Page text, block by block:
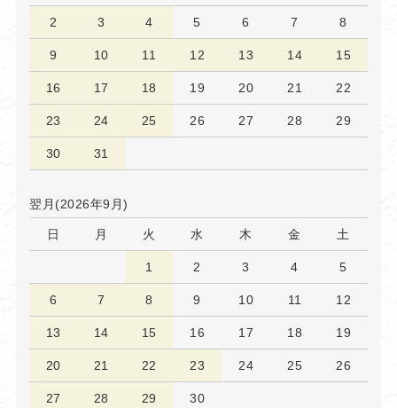
2 3 4 5 6 7 8
9 10 11 12 13 14 15
16 17 18 19 20 21 22
23 24 25 26 27 28 29
30 31
翌月(2026年9月)
日 月 火 水 木 金 土
1 2 3 4 5
6 7 8 9 10 11 12
13 14 15 16 17 18 19
20 21 22 23 24 25 26
27 28 29 30